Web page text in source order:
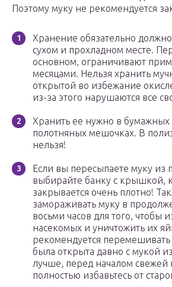
Поэтому муку не рекомендуется
Хранение обязательно
сухом и прохладном месте.
основном, ограничивают
месяцами. Нельзя хранить
открытой во избежание
из-за этого нарушаются все
Хранить ее нужно в бумажных
полотняных мешочках. В
нельзя!
Если вы пересыпаете муку из
выбирайте банку с крышкой,
закрывается очень плотно!
замораживать муку в
восьми часов для того, чтобы
насекомых и уничтожить их
рекомендуется перемешивать
была открыта давно с мукой
лучше, перед началом свежей
полностью избавьтесь от